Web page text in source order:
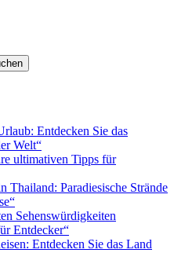
Entdecken Sie das
Welt“
ultimativen Tipps für
Thailand: Paradiesische Strände
Sehenswürdigkeiten
Entdecker“
Entdecken Sie das Land